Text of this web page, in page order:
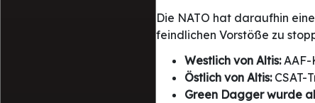
Die NATO hat daraufhin
feindlichen Vorstöße zu
Westlich von Altis:AAF-
Östlich von Altis:CSAT-
Green Dagger wurde